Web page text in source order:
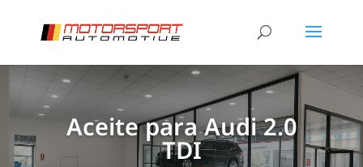
Aceite para Audi 2.0
TDI
[/et_pb_slide] [/et_pb_slide]